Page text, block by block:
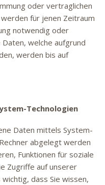
oder vertraglichen
für jenen Zeitraum
notwendig oder
welche aufgrund
werden bis auf
Technologien
Daten mittels System-
abgelegt werden
Funktionen für soziale
Zugriffe auf unserer
dass Sie wissen,